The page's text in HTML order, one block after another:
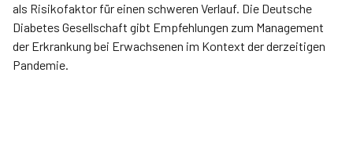
als Risikofaktor für einen schweren Verlauf. Die Deutsche
Diabetes Gesellschaft gibt Empfehlungen zum Management
der Erkrankung bei Erwachsenen im Kontext der derzeitigen
Pandemie.